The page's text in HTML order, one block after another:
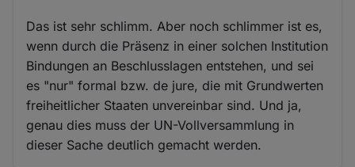
Das ist sehr schlimm. Aber noch schlimmer ist es,
wenn durch die Präsenz in einer solchen Institution
Bindungen an Beschlusslagen entstehen, und sei
es "nur" formal bzw. de jure, die mit Grundwerten
freiheitlicher Staaten unvereinbar sind. Und ja,
genau dies muss der UN-Vollversammlung in
dieser Sache deutlich gemacht werden.